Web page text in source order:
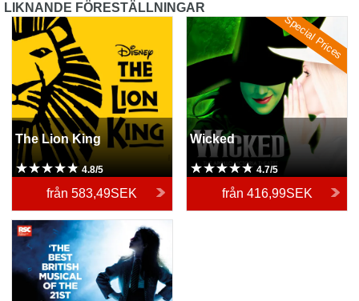
LIKNANDE FÖRESTÄLLNINGAR
The Lion King
The Lion King
4.8/5
från583,49SEK
Wicked Special Prices
Wicked
4.7/5
från 416,99SEK
Matilda The Musical